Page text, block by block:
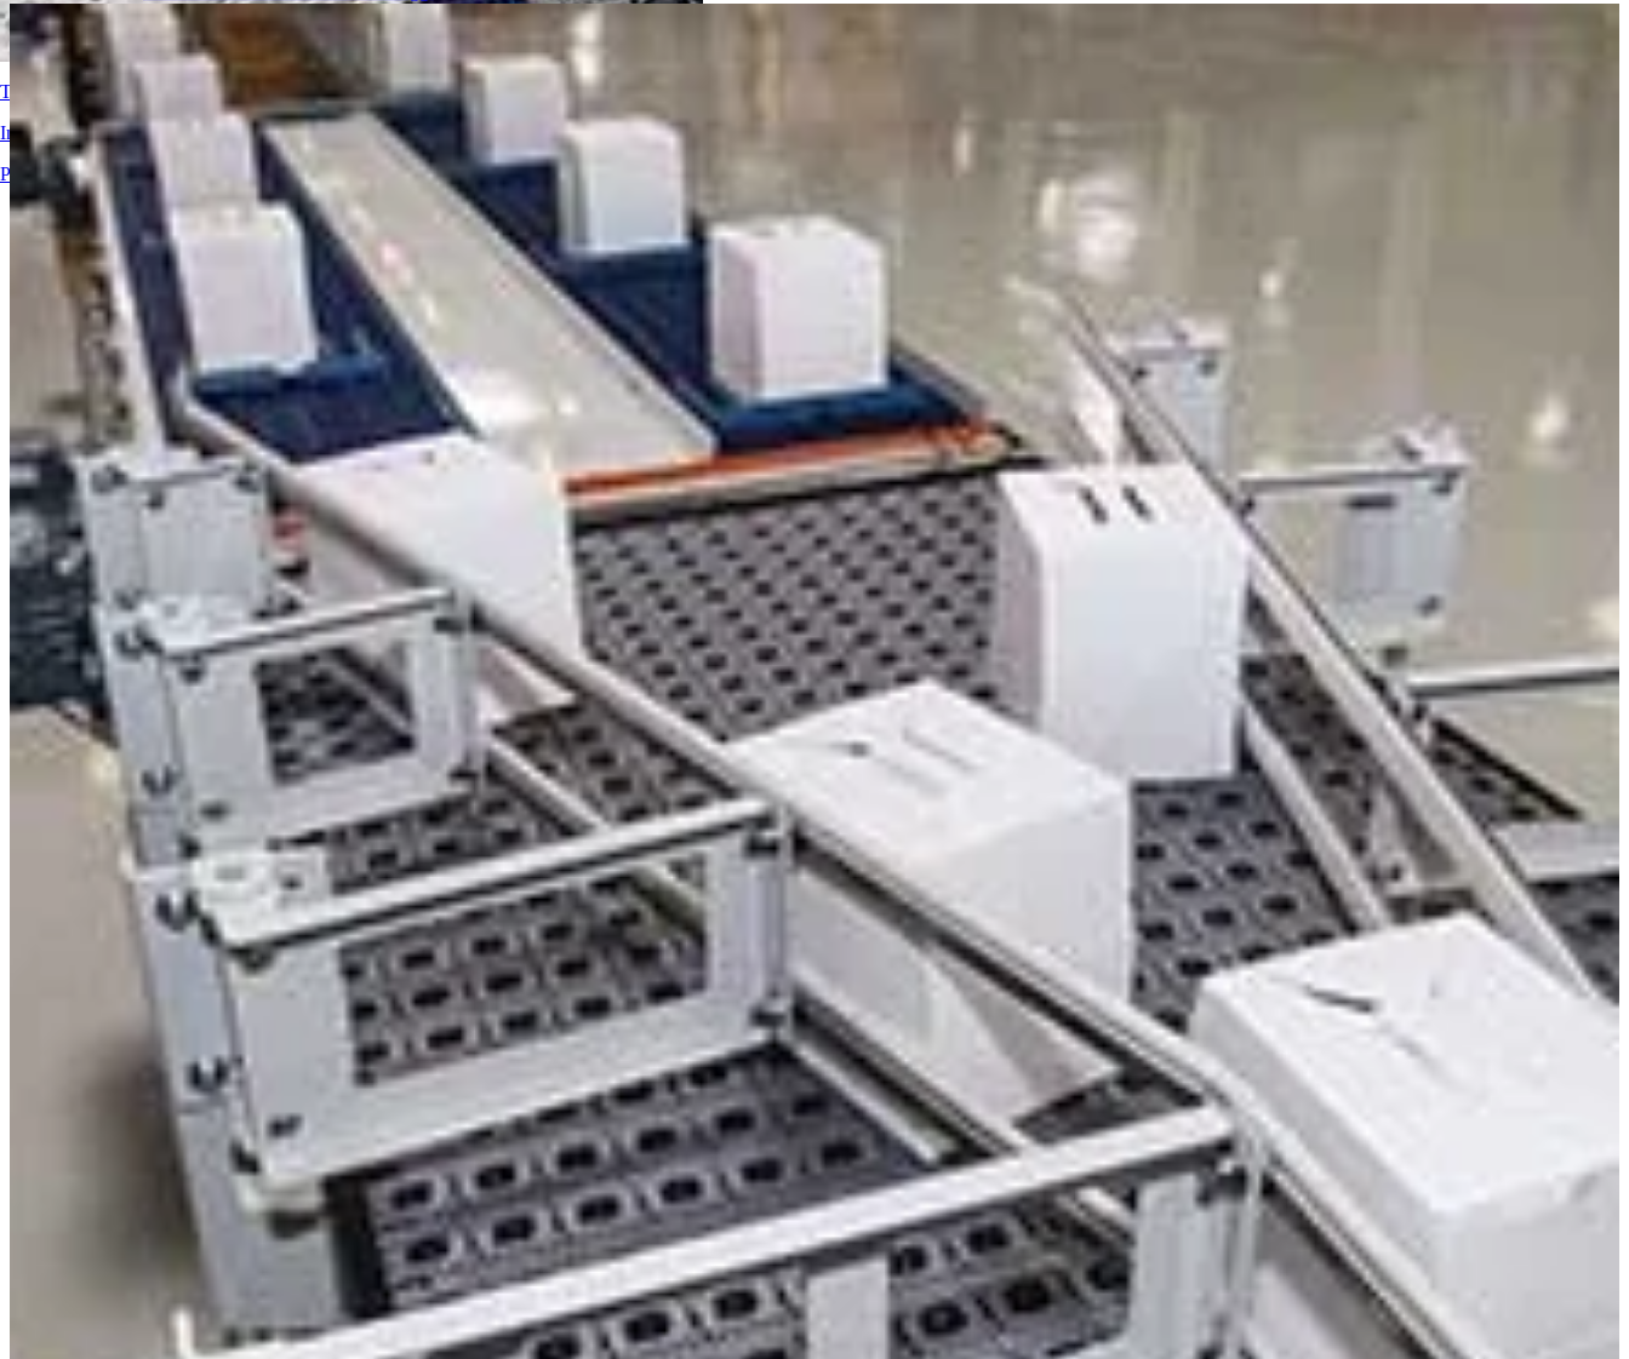
Trova nastro
Informazioni tecniche dettagliate su nastri trasportatori, componenti, accessori e altro ancora
Panoramica dei prodotti
Beni di consumo
Cartone ondulato
Soluzioni per nastri
Logistica e movimentazione dei materiali
E-commerce e distribuzione
Posta e pacchi
Pneumatici e industria automobilistica
Pneumatici
Industria automobilistica
Batterie EV
Industriale
Panoramica dei settori